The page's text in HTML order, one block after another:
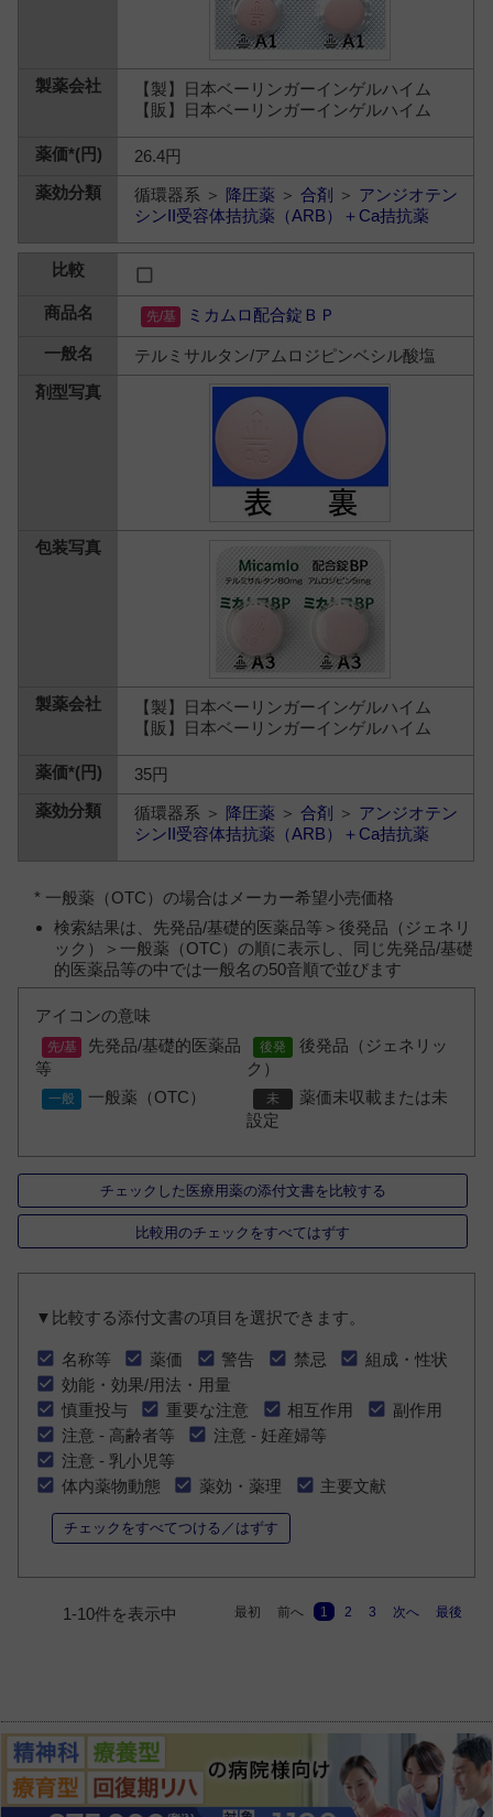
【製】日本ベーリンガーインゲルハイム
【販】日本ベーリンガーインゲルハイム
26.4円
循環器系 ＞ 降圧薬 ＞合剤 ＞ アンジオテン
シンII受容体拮抗薬（ARB）＋Ca拮抗薬
ミカムロ配合錠ＢＰ
テルミサルタン/アムロジピンベシル酸塩
【製】日本ベーリンガーインゲルハイム
【販】日本ベーリンガーインゲルハイム
35円
循環器系 ＞ 降圧薬 ＞合剤 ＞ アンジオテン
シンII受容体拮抗薬（ARB）＋Ca拮抗薬
* 一般薬（OTC）の場合はメーカー希望小売価格
検索結果は、先発品/基礎的医薬品等＞後発品（ジェネリ
ック）＞一般薬（OTC）の順に表示し、同じ先発品/基礎
的医薬品等の中では一般名の50音順で並びます
アイコンの意味
先発品/基礎的医薬品
等
後発品（ジェネリッ
ク）
一般薬（OTC）
薬価未収載または未
設定
チェックした医療用薬の添付文書を比較する
比較用のチェックをすべてはずす
▼比較する添付文書の項目を選択できます。
名称等 薬価 警告 禁忌
組成・性状
効能・効果/用法・用量
慎重投与
重要な注意 相互作用
副作用
注意 - 高齢者等
注意 - 妊産婦等
注意 - 乳小児等
体内薬物動態
薬効・薬理 主要文献
チェックをすべてつける／はずす
1-10件を表示中 最初 前へ 1 2 3 次へ 最後